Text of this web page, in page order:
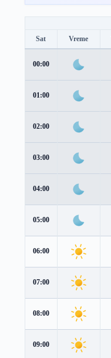
Sat Vreme
00:00
01:00
02:00
03:00
04:00
05:00
06:00
07:00
08:00
09:00